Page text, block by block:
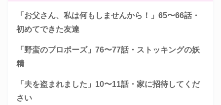
「お父さん、私は何もしませんから！」65〜66話・
初めてできた友達
「野蛮のプロポーズ」76〜77話・ストッキングの妖
精
「夫を盗まれました」10〜11話・家に招待してくだ
さい